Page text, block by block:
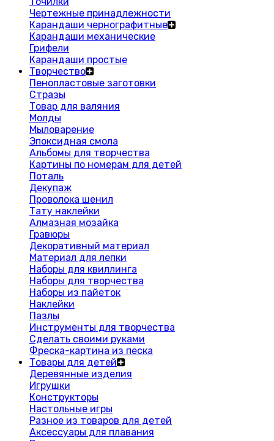
Чертежные принадлежности
Карандаши чернографитные
Карандаши механические
Грифели
Карандаши простые
Творчество
Пенопластовые заготовки
Стразы
Товар для валяния
Молды
Мыловарение
Эпоксидная смола
Альбомы для творчества
Картины по номерам для детей
Поталь
Декупаж
Проволока шенил
Тату наклейки
Алмазная мозайка
Гравюры
Декоративный материал
Материал для лепки
Наборы для квиллинга
Наборы для творчества
Наборы из пайеток
Наклейки
Пазлы
Инструменты для творчества
Сделать своими руками
Фреска-картина из песка
Товары для детей
Деревянные изделия
Игрушки
Конструкторы
Настольные игры
Разное из товаров для детей
Аксессуары для плавания